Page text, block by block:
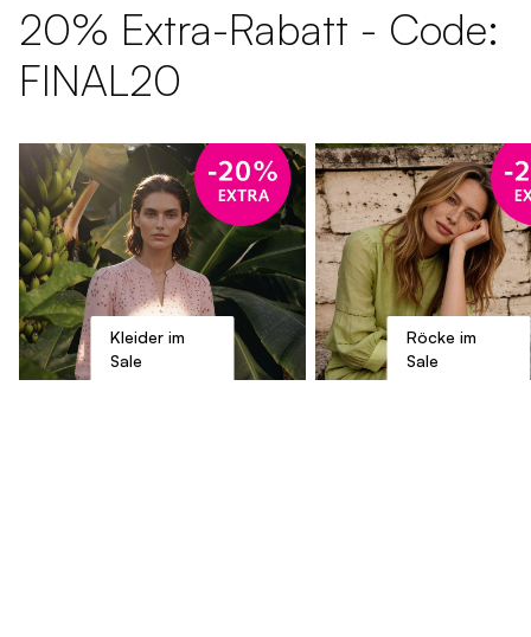
20% Extra-Rabatt - Code:
FINAL20
Kleider im
Sale
Röcke im
Sale